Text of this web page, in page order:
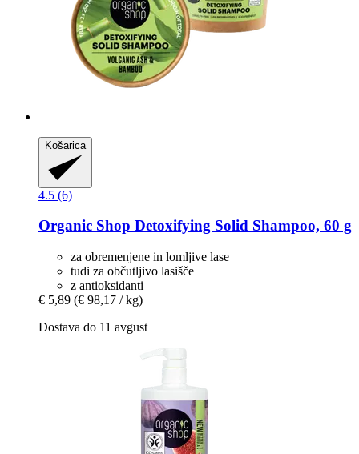
Košarica
4.5 (6)
Organic Shop Detoxifying Solid Shampoo, 60 g
za obremenjene in lomljive lase
tudi za občutljivo lasišče
z antioksidanti
€ 5,89 (€ 98,17 / kg)
Dostava do 11 avgust